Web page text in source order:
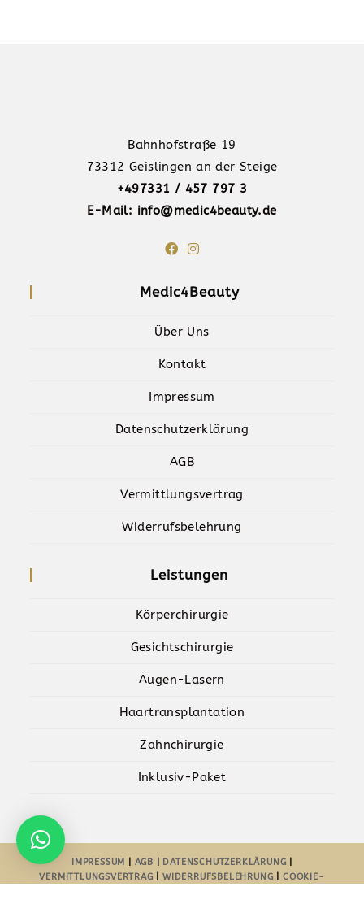
Bahnhofstraße 19
73312 Geislingen an der Steige
+497331 / 457 797 3
E-Mail: info@medic4beauty.de
Medic4Beauty
Über Uns
Kontakt
Impressum
Datenschutzerklärung
AGB
Vermittlungsvertrag
Widerrufsbelehrung
Leistungen
Körperchirurgie
Gesichtschirurgie
Augen-Lasern
Haartransplantation
Zahnchirurgie
Inklusiv-Paket
IMPRESSUM AGB DATENSCHUTZERKLÄRUNG
VERMITTLUNGSVERTRAG |WIDERRUFSBELEHRUNG
COOKIE-